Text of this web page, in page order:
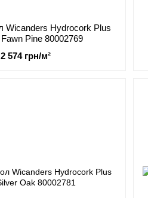
Wicanders Hydrocork Plus
Pine 80002769
2 574 грн/м²